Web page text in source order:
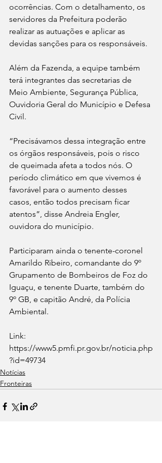
ocorrências. Com o detalhamento, os
servidores da Prefeitura poderão
realizar as autuações e aplicar as
devidas sanções para os responsáveis.
Além da Fazenda, a equipe também
terá integrantes das secretarias de
Meio Ambiente, Segurança Pública,
Ouvidoria Geral do Município e Defesa
Civil.
“Precisávamos dessa integração entre
os órgãos responsáveis, pois o risco
de queimada afeta a todos nós. O
período climático em que vivemos é
favorável para o aumento desses
casos, então todos precisam ficar
atentos”, disse Andreia Engler,
ouvidora do município.
Participaram ainda o tenente-coronel
Amarildo Ribeiro, comandante do 9º
Grupamento de Bombeiros de Foz do
Iguaçu, e tenente Duarte, também do
9º GB, e capitão André, da Polícia
Ambiental.
Link:
https://www5.pmfi.pr.gov.br/noticia.php
?id=49734
Notícias
Fronteiras